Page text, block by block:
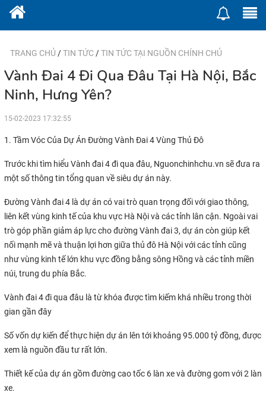
TRANG CHỦ /TIN TỨC /TIN TỨC TẠI NGUỒN CHÍNH CHỦ
Vành Đai 4 Đi Qua Đâu Tại Hà Nội, Bắc
Ninh, Hưng Yên?
15-02-2023 17:32:55
1. Tầm Vóc Của Dự Án Đường Vành Đai 4 Vùng Thủ Đô
Trước khi tìm hiểu Vành đai 4 đi qua đâu, Nguonchinhchu.vn sẽ đưa ra
một số thông tin tổng quan về siêu dự án này.
Đường Vành đai 4 là dự án có vai trò quan trọng đối với giao thông,
liên kết vùng kinh tế của khu vực Hà Nội và các tỉnh lân cận. Ngoài vai
trò góp phần giảm áp lực cho đường Vành đai 3, dự án còn giúp kết
nối mạnh mẽ và thuận lợi hơn giữa thủ đô Hà Nội với các tỉnh cũng
như vùng kinh tế lớn khu vực đồng bằng sông Hồng và các tỉnh miền
núi, trung du phía Bắc.
Vành đai 4 đi qua đâu là từ khóa được tìm kiếm khá nhiều trong thời
gian gần đây
Số vốn dự kiến để thực hiện dự án lên tới khoảng 95.000 tỷ đồng, được
xem là nguồn đầu tư rất lớn.
Thiết kế của dự án gồm đường cao tốc 6 làn xe và đường gom với 2 làn
xe.